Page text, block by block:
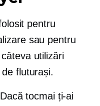
pentru
sau pentru
utilizări
fluturași.
tocmai ți-ai